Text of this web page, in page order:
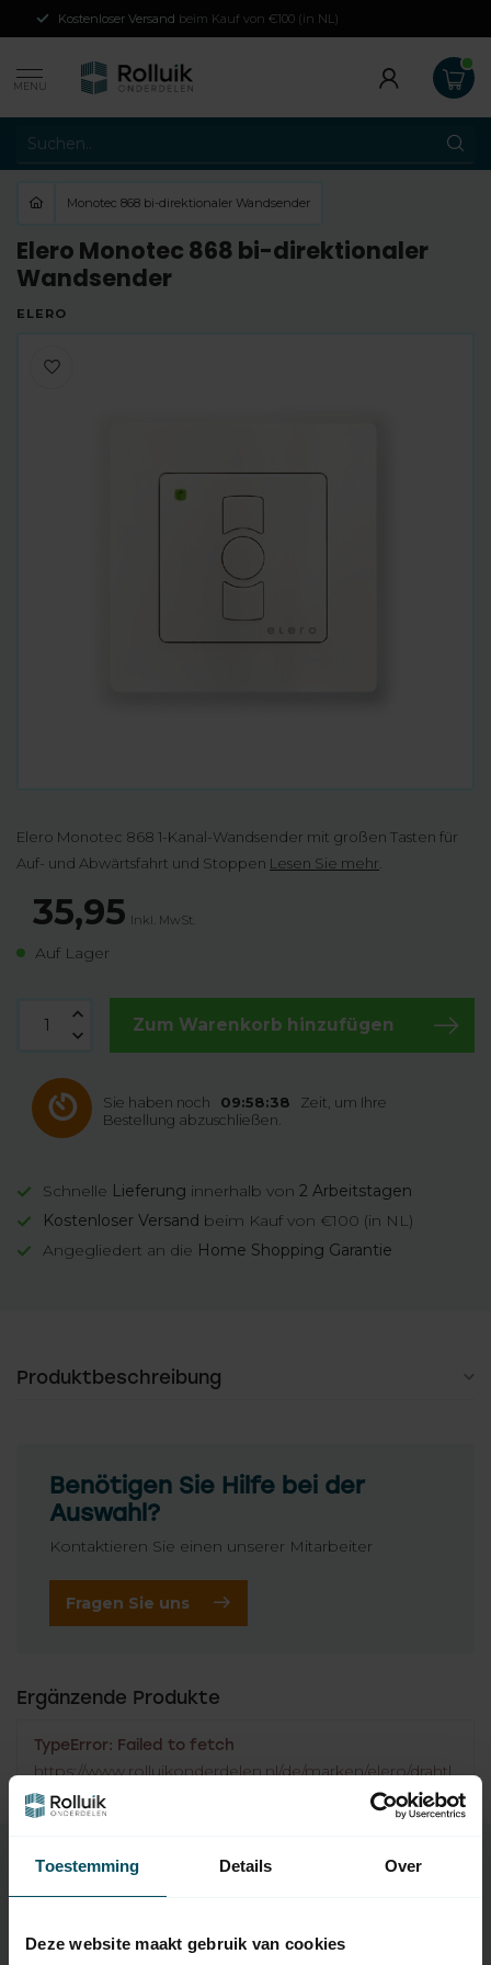
Toestemming Details Over
Deze website maakt gebruik van cookies
Kostenloser Versand beim Kauf von €100 (in NL)
MENU
Monotec 868 bi-direktionaler Wandsender
Elero Monotec 868 bi-direktionaler
Wandsender
ELERO
Elero Monotec 868 1-Kanal-Wandsender mit großen Tasten für
Auf- und Abwärtsfahrt und Stoppen Lesen Sie mehr
35,95 Inkl. MwSt.
Auf Lager
Zum Warenkorb hinzufügen
Sie haben noch 09:58:38
Zeit, um Ihre
Bestellung abzuschließen.
Schnelle Lieferung innerhalb von 2 Arbeitstagen
Kostenloser Versand beim Kauf von €100 (in NL)
Angegliedert an die Home Shopping Garantie
Produktbeschreibung
Benötigen Sie Hilfe bei der
Auswahl?
Kontaktieren Sie einen unserer Mitarbeiter
Fragen Sie uns
Ergänzende Produkte
TypeError: Failed to fetch
https://www.rolluikonderdelen.nl/de/marken/elero/drahtl
ose-schalter/